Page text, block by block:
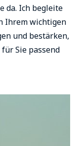
da. Ich begleite
Ihrem wichtigen
und bestärken,
Sie passend